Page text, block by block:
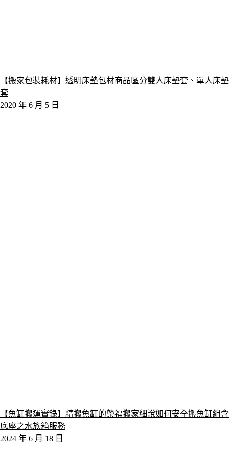
【搬家包裝耗材】透明床墊包材商品區分雙人床墊套、單人床墊
套
2020 年 6 月 5 日
【魚缸搬運實錄】精搬魚缸的榮福搬家細說如何安全搬魚缸組含
底座之水族箱服務
2024 年 6 月 18 日